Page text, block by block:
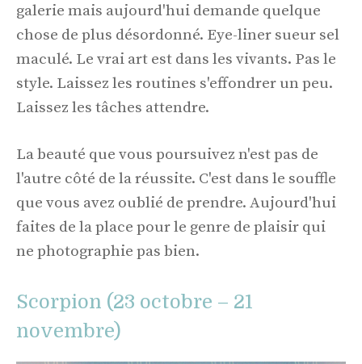
galerie mais aujourd'hui demande quelque
chose de plus désordonné. Eye-liner sueur sel
maculé. Le vrai art est dans les vivants. Pas le
style. Laissez les routines s'effondrer un peu.
Laissez les tâches attendre.
La beauté que vous poursuivez n'est pas de
l'autre côté de la réussite. C'est dans le souffle
que vous avez oublié de prendre. Aujourd'hui
faites de la place pour le genre de plaisir qui
ne photographie pas bien.
Scorpion (23 octobre – 21
novembre)